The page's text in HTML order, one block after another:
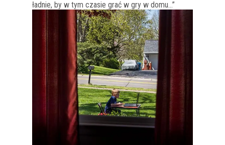
ładnie, by w tym czasie grać w gry w domu…”